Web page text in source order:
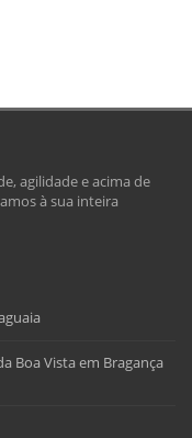
agilidade e acima de
à sua inteira
Boa Vista em Bragança